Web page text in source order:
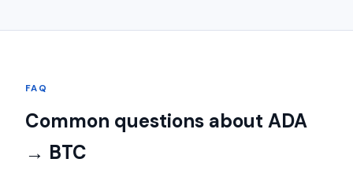
FAQ
Common questions about ADA
→ BTC